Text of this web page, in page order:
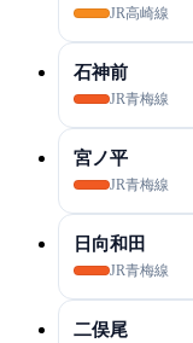
JR高崎線
石神前
JR青梅線
宮ノ平
JR青梅線
日向和田
JR青梅線
二俣尾